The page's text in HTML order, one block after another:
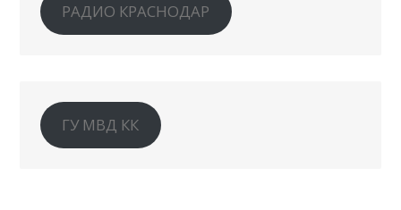
РАДИО КРАСНОДАР
ГУ МВД КК